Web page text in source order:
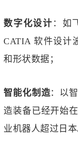
数字化设计 ：如
CATIA 软件设计
和形状数据；
智能化制造：以
造装备已经开始
业机器人超过日本